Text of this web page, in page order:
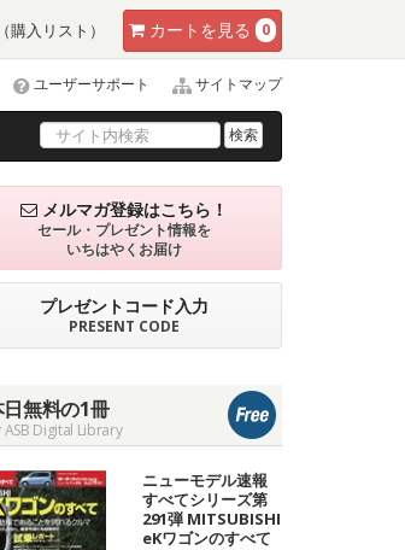
カート を見る 0
購入リスト）
ユーザーサポート サイトマップ
検索
メルマガ登録はこちら！
セール・プレゼント情報を
いちはやくお届け
プレゼントコード入力
PRESENT CODE
無料の1冊
ASB Digital Library
ニューモデル速報
すべてシリーズ第
291弾 MITSUBISHI
eKワゴンのすべて